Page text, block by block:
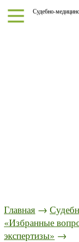
Судебно-
Главная →
«Избранные
экспертизы» →